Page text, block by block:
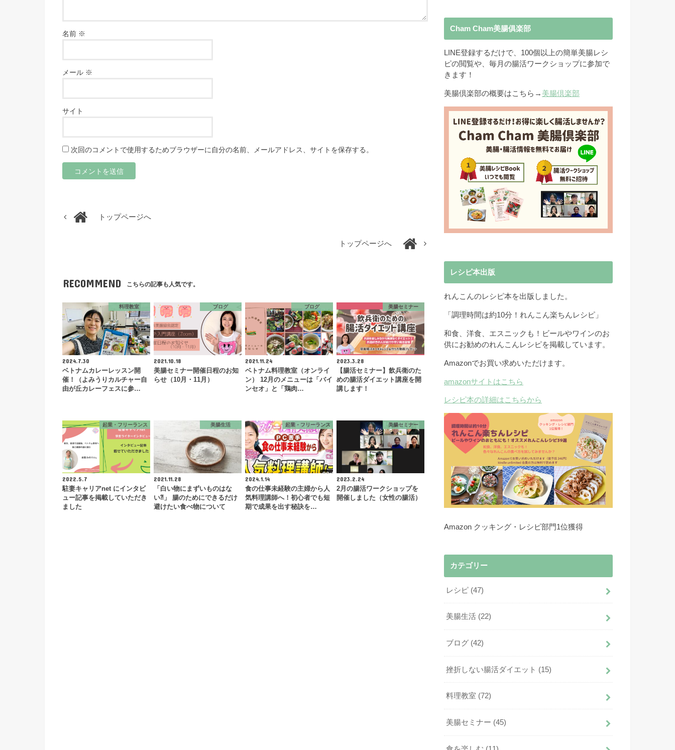
名前 ※
メール ※
サイト
次回のコメントで使用するためブラウザーに自分の名前、メールアドレス、サイトを保存する。
トップページへ
トップページへ
RECOMMEND こちらの記事も人気です。
料理教室
2024.7.30
ベトナムカレーレッスン開
催！（よみうりカルチャー自
由が丘カレーフェスに参…
ブログ
2021.10.18
美腸セミナー開催日程のお知
らせ（10月・11月）
ブログ
2021.11.24
ベトナム料理教室（オンライ
ン） 12月のメニューは「バイ
ンセオ」と「鶏肉…
美腸セミナー
2023.3.28
【腸活セミナー】飲兵衛のた
めの腸活ダイエット講座を開
講します！
起業・フリーランス
2022.5.7
駐妻キャリアnet にインタビ
ュー記事を掲載していただき
ました
美腸生活
2021.11.28
「白い物にまずいものはな
い⁈」 腸のためにできるだけ
避けたい食べ物について
起業・フリーランス
2024.1.14
食の仕事未経験の主婦から人
気料理講師へ！初心者でも短
期で成果を出す秘訣を…
美腸セミナー
2023.2.24
2月の腸活ワークショップを
開催しました（女性の腸活）
Cham Cham美腸俱楽部
LINE登録するだけで、100個以上の簡単美腸レシ
ピの閲覧や、毎月の腸活ワークショップに参加で
きます！
美腸倶楽部の概要はこちら→ 美腸倶楽部
レシピ本出版
れんこんのレシピ本を出版しました。
「調理時間は約10分！れんこん楽ちんレシピ」
和食、洋食、エスニックも！ビールやワインのお
供にお勧めのれんこんレシピを掲載しています。
Amazonでお買い求めいただけます。
amazonサイトはこちら
レシピ本の詳細はこちらから
Amazon クッキング・レシピ部門1位獲得
カテゴリー
レシピ (47)
美腸生活 (22)
ブログ (42)
挫折しない腸活ダイエット (15)
料理教室 (72)
美腸セミナー (45)